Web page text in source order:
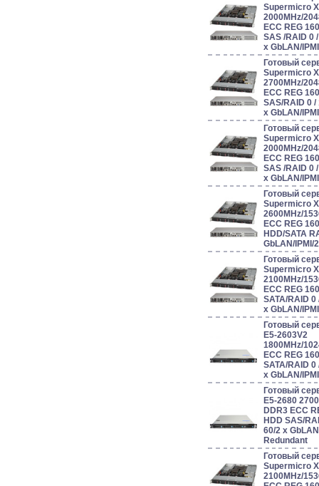
Supermicro
2000MHz/
ECC REG
SAS /RAID 0
x GbLAN/
Готовый
Supermicro
2700MHz/
ECC REG
SAS/RAID 0 /
x GbLAN/
Готовый
Supermicro
2000MHz/
ECC REG
SAS /RAID 0
x GbLAN/
Готовый
Supermicro
2600MHz/
ECC REG
HDD/SATA
GbLAN/IPMI/
Готовый
Supermicro
2100MHz/
ECC REG
SATA/RAID 0
x GbLAN/
Готовый
E5-2603V2
1800MHz/
ECC REG
SATA/RAID 0
x GbLAN/
Готовый
E5-2680
DDR3 ECC
HDD SAS/
60/2 x
Redundant
Готовый
Supermicro
2100MHz/